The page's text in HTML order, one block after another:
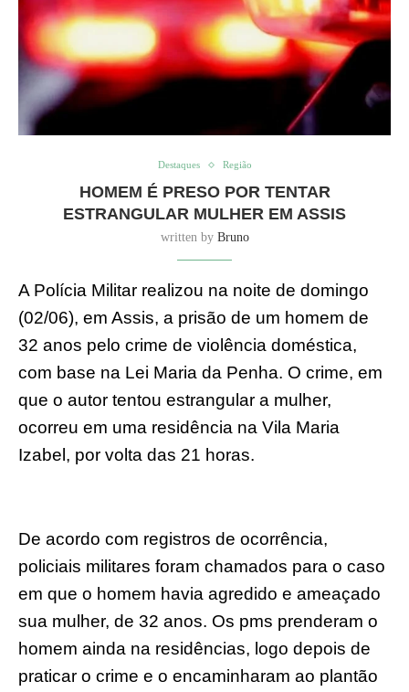
Destaques Região
HOMEM É PRESO POR TENTAR
ESTRANGULAR MULHER EM ASSIS
written by Bruno
A Polícia Militar realizou na noite de domingo
(02/06), em Assis, a prisão de um homem de
32 anos pelo crime de violência doméstica,
com base na Lei Maria da Penha. O crime, em
que o autor tentou estrangular a mulher,
ocorreu em uma residência na Vila Maria
Izabel, por volta das 21 horas.
De acordo com registros de ocorrência,
policiais militares foram chamados para o caso
em que o homem havia agredido e ameaçado
sua mulher, de 32 anos. Os pms prenderam o
homem ainda na residências, logo depois de
praticar o crime e o encaminharam ao plantão